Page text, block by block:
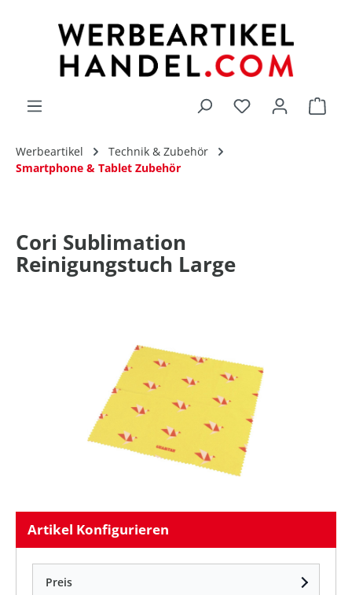
Du hast 0
Werbeartikel
Technik & Zubehör
Smartphone & Tablet Zubehör
Cori Sublimation
Reinigungstuch Large
Artikel Konfigurieren
Preis